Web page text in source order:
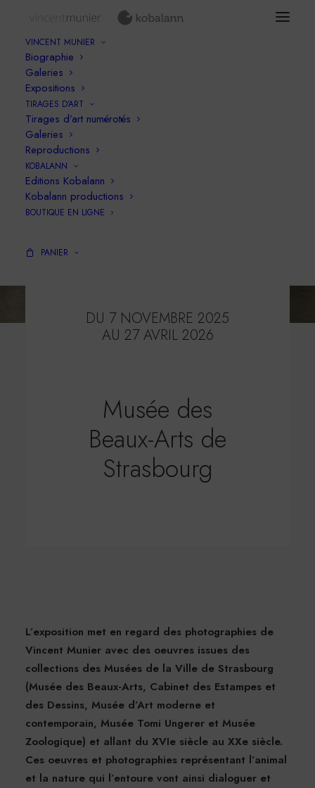
VINCENT MUNIER
Biographie
Galeries
Expositions
TIRAGES D’ART
Tirages d’art numérotés
Galeries
Reproductions
KOBALANN
Editions Kobalann
Kobalann productions
BOUTIQUE EN LIGNE
PANIER
DU 7 NOVEMBRE 2025
AU 27 AVRIL 2026
Musée des
Beaux-Arts de
Strasbourg
L’exposition met en regard des photographies de
Vincent Munier avec des oeuvres issues des
collections des Musées de la Ville de Strasbourg
(Musée des Beaux-Arts, Cabinet des Estampes et
des Dessins, Musée d’Art moderne et
contemporain, Musée Tomi Ungerer et Musée
Zoologique) et allant du XVIe siècle au XXe siècle.
Ces oeuvres et photographies représentant l’animal
et la nature qui l’entoure vont ainsi dialoguer et